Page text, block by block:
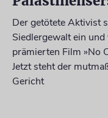
Der getötete Aktivist
Siedlergewalt ein
prämierten Film »No
Jetzt steht der
Gericht